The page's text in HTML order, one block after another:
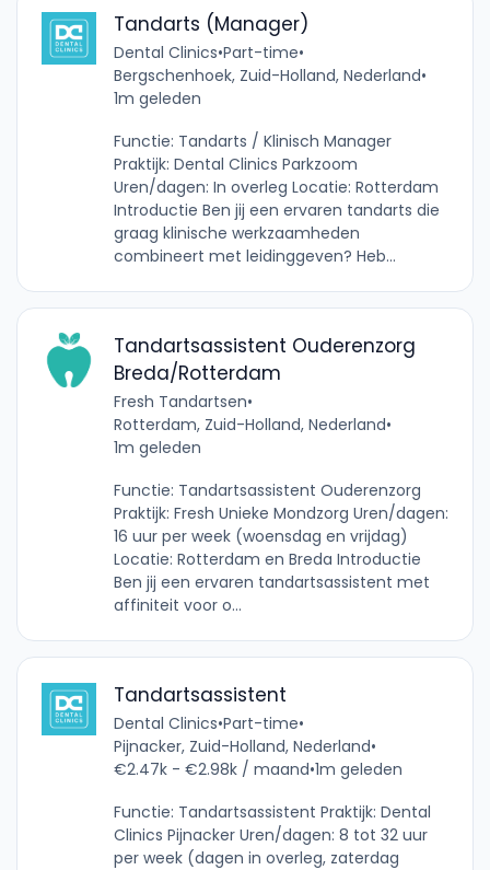
Tandarts (Manager)
Dental Clinics•Part-time•
Bergschenhoek, Zuid-Holland, Nederland•
1m geleden
Functie: Tandarts / Klinisch Manager
Praktijk: Dental Clinics Parkzoom
Uren/dagen: In overleg Locatie: Rotterdam
Introductie Ben jij een ervaren tandarts die
graag klinische werkzaamheden
combineert met leidinggeven? Heb...
Tandartsassistent Ouderenzorg
Breda/Rotterdam
Fresh Tandartsen•
Rotterdam, Zuid-Holland, Nederland•
1m geleden
Functie: Tandartsassistent Ouderenzorg
Praktijk: Fresh Unieke Mondzorg Uren/dagen:
16 uur per week (woensdag en vrijdag)
Locatie: Rotterdam en Breda Introductie
Ben jij een ervaren tandartsassistent met
affiniteit voor o...
Tandartsassistent
Dental Clinics•Part-time•
Pijnacker, Zuid-Holland, Nederland•
€2.47k - €2.98k / maand•1m geleden
Functie: Tandartsassistent Praktijk: Dental
Clinics Pijnacker Uren/dagen: 8 tot 32 uur
per week (dagen in overleg, zaterdag